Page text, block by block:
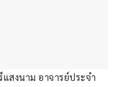
สงนาม อาจารย์ประจำ